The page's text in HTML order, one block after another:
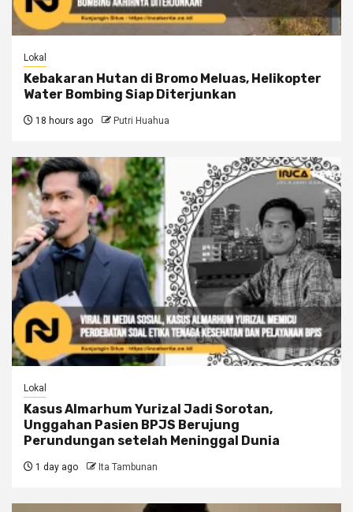
Lokal
Kebakaran Hutan di Bromo Meluas, Helikopter
Water Bombing Siap Diterjunkan
18 hours ago Putri Huahua
Lokal
Kasus Almarhum Yurizal Jadi Sorotan,
Unggahan Pasien BPJS Berujung
Perundungan setelah Meninggal Dunia
1 day ago Ita Tambunan